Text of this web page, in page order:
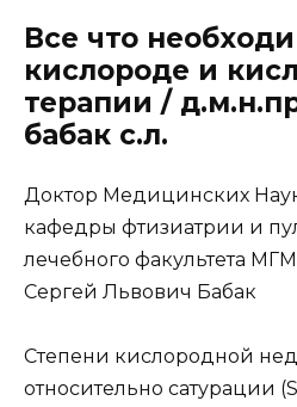
Все что
кислороде и
терапии /
бабак с.л.
Доктор Медицинских
кафедры фтизиатрии и
лечебного факультета
Сергей Львович Бабак
Степени кислородной
относительно сатурации